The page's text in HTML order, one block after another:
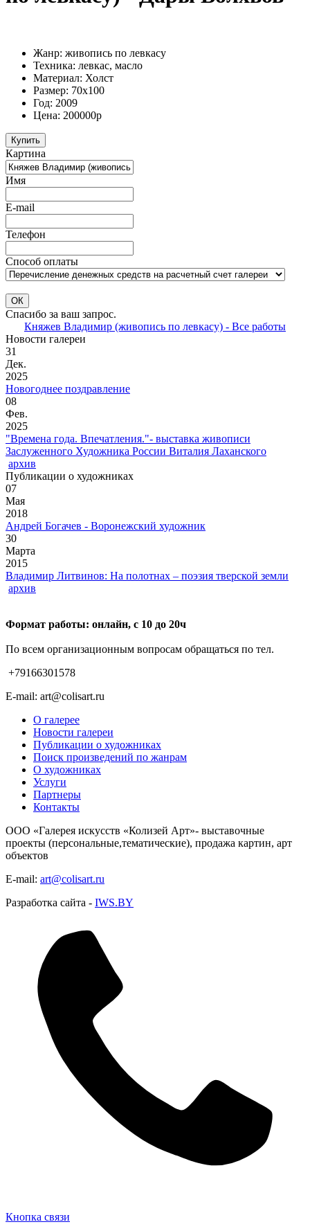
Жанр: живопись по левкасу
Техника: левкас, масло
Материал: Холст
Размер: 70х100
Год: 2009
Цена: 200000р
Картина
Имя
E-mail
Телефон
Способ оплаты
Спасибо за ваш запрос.
Княжев Владимир (живопись по левкасу) - Все работы
Новости галереи
31
Дек.
2025
Новогоднее поздравление
08
Фев.
2025
"Времена года. Впечатления."- выставка живописи
Заслуженного Художника России Виталия Лаханского
архив
Публикации о художниках
07
Мая
2018
Андрей Богачев - Воронежский художник
30
Марта
2015
Владимир Литвинов: На полотнах – поэзия тверской земли
архив
Формат работы: онлайн, с 10 до 20ч
По всем организационным вопросам обращаться по тел.
+79166301578
E-mail: art@colisart.ru
О галерее
Новости галереи
Публикации о художниках
Поиск произведений по жанрам
О художниках
Услуги
Партнеры
Контакты
ООО «Галерея искусств «Колизей Арт»- выставочные
проекты (персональные,тематические), продажа картин, арт
объектов
E-mail: art@colisart.ru
Разработка сайта - IWS.BY
Кнопка связи